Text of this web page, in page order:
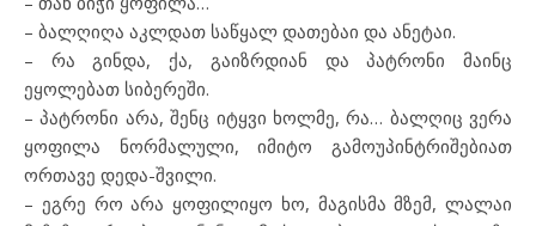
– ბალღიღა აკლდათ საწყალ დათებაი და ანეტაი.
– რა გინდა, ქა, გაიზრდიან და პატრონი მაინც
ეყოლებათ სიბერეში.
– პატრონი არა, შენც იტყვი ხოლმე, რა… ბალღიც ვერა
ყოფილა ნორმალული, იმიტო გამოუპინტრიშებიათ
ორთავე დედა-შვილი.
– ეგრე რო არა ყოფილიყო ხო, მაგისმა მზემ, ლალაი